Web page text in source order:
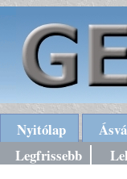
Nyitólap
Legfrissebb